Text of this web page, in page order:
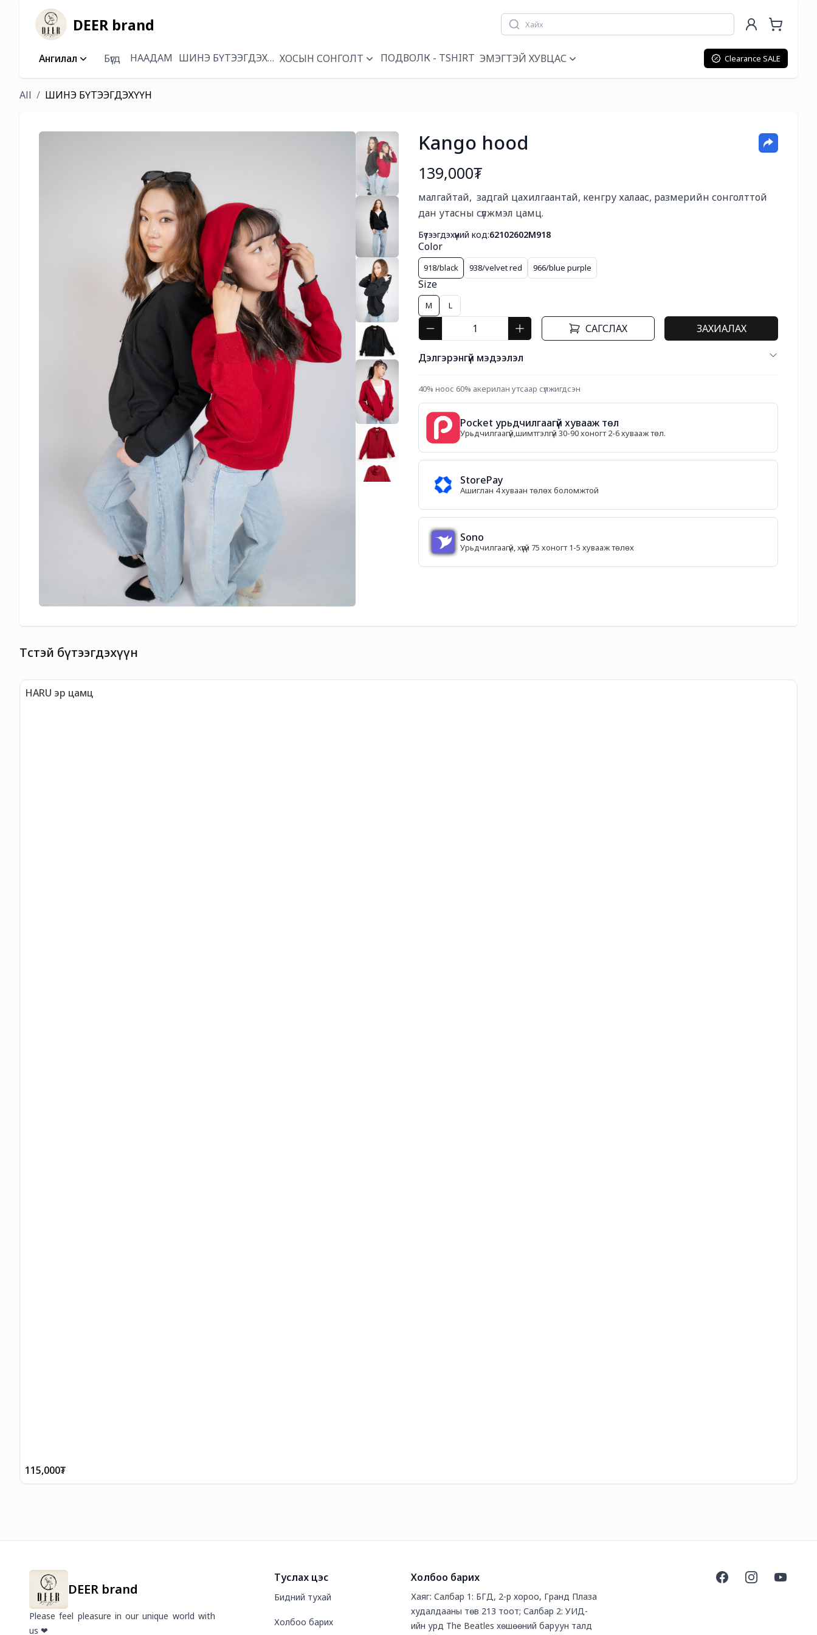
DEER brand
Ангилал Бүгд НААДАМ ШИНЭ БҮТЭЭГДЭХҮҮНХОСЫН СОНГОЛТ ПОДВОЛК - TSHIRT ЭМЭГТЭЙ ХУВЦАС Clearance SALE
All ШИНЭ БҮТЭЭГДЭХҮҮН
Kango hood
139,000₮
малгайтай,  задгай цахилгаантай, кенгру халаас, размерийн сонголттой
дан утасны сүлжмэл цамц.
Бүтээгдэхүүний код:62102602M918
Color
918/black 938/velvet red 966/blue purple
Size
M L
САГСЛАХ ЗАХИАЛАХ
Дэлгэрэнгүй мэдээлэл
40% ноос 60% акерилан утсаар сүлжигдсэн
Pocket урьдчилгаагүй хувааж төл
Урьдчилгаагүй,шимтгэлгүй 30-90 хоногт 2-6 хувааж төл.
StorePay
Ашиглан 4 хуваан төлөх боломжтой
Sono
Урьдчилгаагүй, хүүгүй 75 хоногт 1-5 хувааж төлөх
Төстэй бүтээгдэхүүн
HARU эр цамц
115,000₮
DEER brand
Please feel pleasure in our unique world with
us ❤
Туслах цэс
Бидний тухай
Холбоо барих
Холбоо барих
Хаяг: Салбар 1: БГД, 2-р хороо, Гранд Плаза
худалдааны төв 213 тоот; Салбар 2: УИД-
ийн урд The Beatles хөшөөний баруун талд
FacebookInstagramYouTube